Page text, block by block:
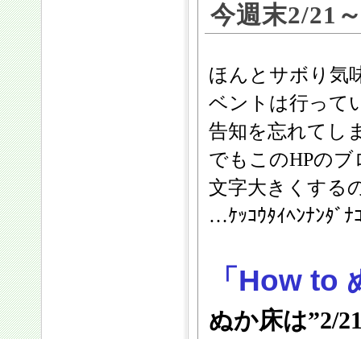
今週末2/21
ほんとサボり気
ベントは行って
告知を忘れてし
でもこのHPのブ
文字大きくする
…ｹｯｺｳﾀｲﾍﾝﾅﾝﾀ
「How to
ぬか床は”2/